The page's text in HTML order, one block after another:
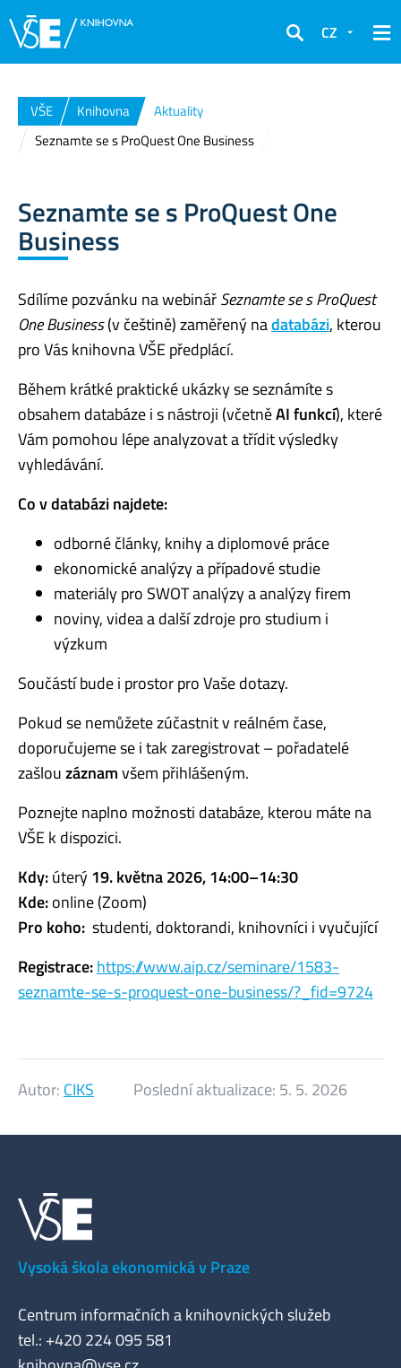
Hledat
CZ
VŠE Knihovna
Aktuality
Seznamte se s ProQuest One Business
Seznamte se s ProQuest One
Business
Sdílíme pozvánku na webinářSeznamte se s ProQuest
One Business(v češtině) zaměřený nadatabázi, kterou
pro Vás knihovna VŠE předplácí.
Během krátké praktické ukázky se seznámíte s
obsahem databáze i s nástroji (včetněAI funkcí), které
Vám pomohou lépe analyzovat a třídit výsledky
vyhledávání.
Co v databázi najdete:
odborné články, knihy a diplomové práce
ekonomické analýzy a případové studie
materiály pro SWOT analýzy a analýzy firem
noviny, videa a další zdroje pro studium i
výzkum
Součástí bude i prostor pro Vaše dotazy.
Pokud se nemůžete zúčastnit v reálném čase,
doporučujeme se i tak zaregistrovat – pořadatelé
zašlouzáznamvšem přihlášeným.
Poznejte naplno možnosti databáze, kterou máte na
VŠE k dispozici.
Kdy:úterý19. května 2026, 14:00–14:30
Kde:online (Zoom)
Pro koho: studenti, doktorandi, knihovníci i vyučující
Registrace:https://www.aip.cz/seminare/1583-
seznamte-se-s-proquest-one-business/?_fid=9724
Autor: CIKS Poslední aktualizace: 5. 5. 2026
Vysoká škola ekonomická v Praze
Centrum informačních a knihovnických služeb
tel.: +420 224 095 581